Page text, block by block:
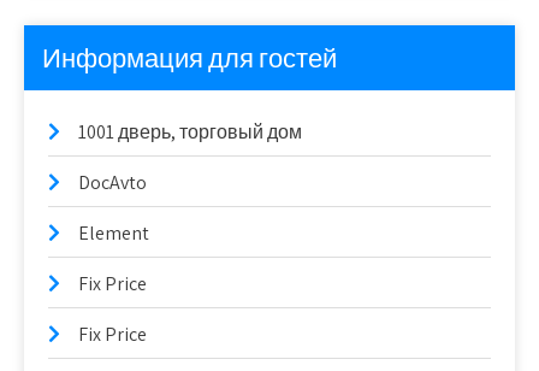
Информация для гостей
1001 дверь, торговый дом
DocAvto
Element
Fix Price
Fix Price